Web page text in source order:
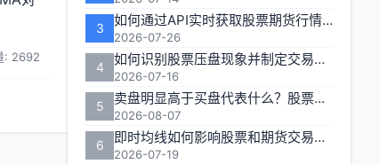
: 2692
3 如何通过API实时获取股票期货行情数据
2026-07-26
4 如何识别股票压盘现象并制定交易策略
2026-07-16
5 卖盘明显高于买盘代表什么？股票期货交易者如何应对
2026-08-07
6 即时均线如何影响股票和期货交易决策
2026-07-19